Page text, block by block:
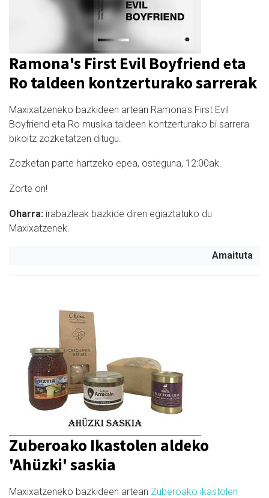
Ramona's First Evil Boyfriend eta
Ro taldeen kontzerturako sarrerak
Maxixatzeneko bazkideen artean Ramona's First Evil
Boyfriend eta Ro musika taldeen kontzerturako bi sarrera
bikoitz zozketatzen ditugu.
Zozketan parte hartzeko epea, osteguna, 12:00ak.
Zorte on!
Oharra: irabazleak bazkide diren egiaztatuko du
Maxixatzenek.
Amaituta
Zuberoako Ikastolen aldeko
'Ahüzki' saskia
Maxixatzeneko bazkideen artean Zuberoako ikastolen